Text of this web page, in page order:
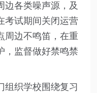
边各类噪声源，及
考试期间关闭运营
周边不鸣笛，在重
，监督做好禁鸣禁
组织学校围绕复习